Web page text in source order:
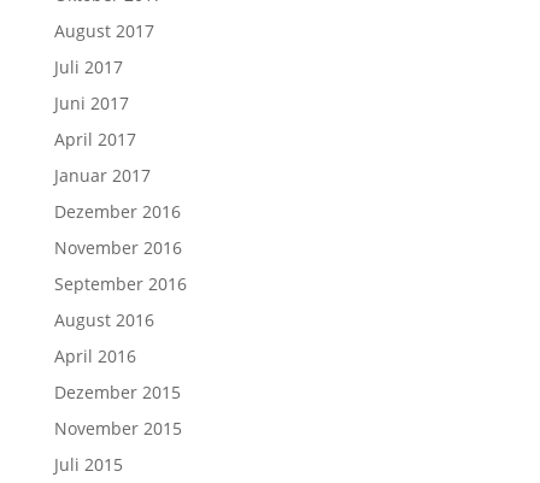
August 2017
Juli 2017
Juni 2017
April 2017
Januar 2017
Dezember 2016
November 2016
September 2016
August 2016
April 2016
Dezember 2015
November 2015
Juli 2015